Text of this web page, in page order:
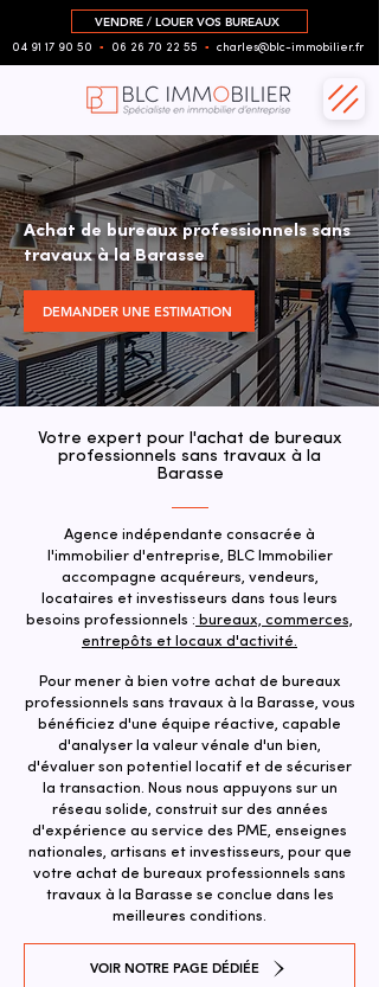
VENDRE / LOUER VOS BUREAUX
04 91 17 90 50 ▪︎ 06 26 70 22 55 ▪︎ charles@blc-immobilier.fr
Achat de bureaux professionnels sans
travaux à la Barasse
DEMANDER UNE ESTIMATION
Votre expert pour l'achat de bureaux
professionnels sans travaux à la
Barasse
Agence indépendante consacrée à
l'immobilier d'entreprise, BLC Immobilier
accompagne acquéreurs, vendeurs,
locataires et investisseurs dans tous leurs
besoins professionnels : bureaux, commerces,
entrepôts et locaux d'activité.
Pour mener à bien votre achat de bureaux
professionnels sans travaux à la Barasse, vous
bénéficiez d'une équipe réactive, capable
d'analyser la valeur vénale d'un bien,
d'évaluer son potentiel locatif et de sécuriser
la transaction. ​Nous nous appuyons sur un
réseau solide, construit sur des années
d'expérience au service des PME, enseignes
nationales, artisans et investisseurs, pour que
votre achat de bureaux professionnels sans
travaux à la Barasse se conclue dans les
meilleures conditions.
VOIR NOTRE PAGE DÉDIÉE